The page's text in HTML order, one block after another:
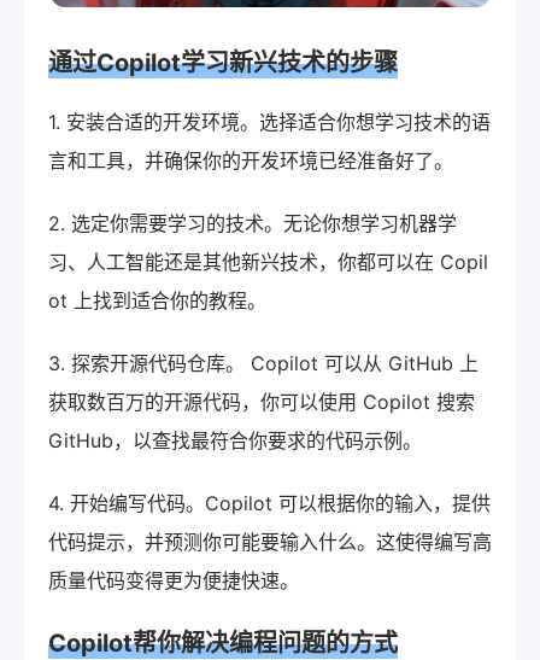
通过Copilot学习新兴技术的步骤
1. 安装合适的开发环境。选择适合你想学习技术的语
言和工具，并确保你的开发环境已经准备好了。
2. 选定你需要学习的技术。无论你想学习机器学
习、人工智能还是其他新兴技术，你都可以在 Copil
ot 上找到适合你的教程。
3. 探索开源代码仓库。 Copilot 可以从 GitHub 上
获取数百万的开源代码，你可以使用 Copilot 搜索
GitHub，以查找最符合你要求的代码示例。
4. 开始编写代码。Copilot 可以根据你的输入，提供
代码提示，并预测你可能要输入什么。这使得编写高
质量代码变得更为便捷快速。
Copilot帮你解决编程问题的方式